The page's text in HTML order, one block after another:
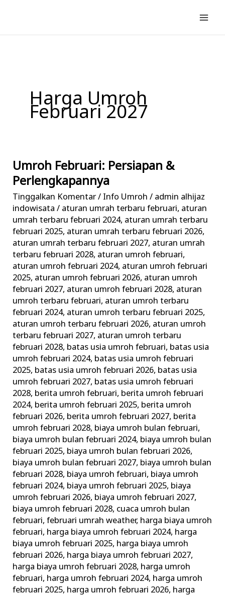
konten
Harga Umroh
Februari 2027
Umroh Februari: Persiapan &
Perlengkapannya
Tinggalkan Komentar/ Info Umroh / admin alhijaz
indowisata/ aturan umrah terbaru februari, aturan
umrah terbaru februari 2024, aturan umrah terbaru
februari 2025, aturan umrah terbaru februari 2026,
aturan umrah terbaru februari 2027, aturan umrah
terbaru februari 2028, aturan umroh februari,
aturan umroh februari 2024, aturan umroh februari
2025, aturan umroh februari 2026, aturan umroh
februari 2027, aturan umroh februari 2028, aturan
umroh terbaru februari, aturan umroh terbaru
februari 2024, aturan umroh terbaru februari 2025,
aturan umroh terbaru februari 2026, aturan umroh
terbaru februari 2027, aturan umroh terbaru
februari 2028, batas usia umroh februari, batas usia
umroh februari 2024, batas usia umroh februari
2025, batas usia umroh februari 2026, batas usia
umroh februari 2027, batas usia umroh februari
2028, berita umroh februari, berita umroh februari
2024, berita umroh februari 2025, berita umroh
februari 2026, berita umroh februari 2027, berita
umroh februari 2028, biaya umroh bulan februari,
biaya umroh bulan februari 2024, biaya umroh bulan
februari 2025, biaya umroh bulan februari 2026,
biaya umroh bulan februari 2027, biaya umroh bulan
februari 2028, biaya umroh februari, biaya umroh
februari 2024, biaya umroh februari 2025, biaya
umroh februari 2026, biaya umroh februari 2027,
biaya umroh februari 2028, cuaca umroh bulan
februari,februari umrah weather, harga biaya umroh
februari, harga biaya umroh februari 2024, harga
biaya umroh februari 2025, harga biaya umroh
februari 2026, harga biaya umroh februari 2027,
harga biaya umroh februari 2028, harga umroh
februari, harga umroh februari 2024, harga umroh
februari 2025, harga umroh februari 2026, harga
Umroh
Februari:
Persiapan
&
Perlengkapannya